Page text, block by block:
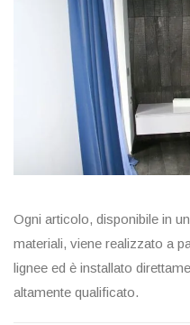
Ogni articolo, disponibile in
materiali, viene realizzato a
lignee ed è installato
altamente qualificato.